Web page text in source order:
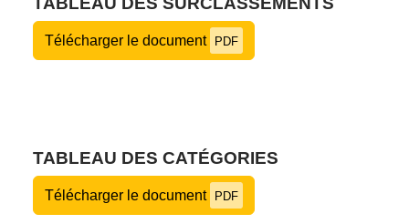
Télécharger le document PDF
TABLEAU DES CATÉGORIES
Télécharger le document PDF